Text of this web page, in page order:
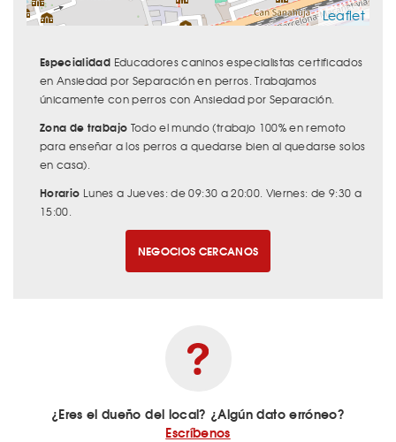
Leaflet
Especialidad Educadores caninos especialistas certificados
en Ansiedad por Separación en perros. Trabajamos
únicamente con perros con Ansiedad por Separación.
Zona de trabajo Todo el mundo (trabajo 100% en remoto
para enseñar a los perros a quedarse bien al quedarse solos
en casa).
Horario Lunes a Jueves: de 09:30 a 20:00. Viernes: de 9:30 a
15:00.
NEGOCIOS CERCANOS
¿Eres el dueño del local? ¿Algún dato erróneo?
Escríbenos